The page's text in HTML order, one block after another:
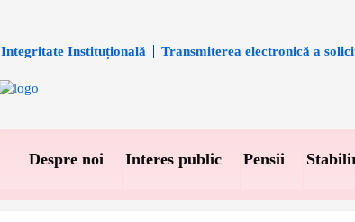
Integritate Instituțională Transmiterea electronică a
Despre noi Interes public Pensii